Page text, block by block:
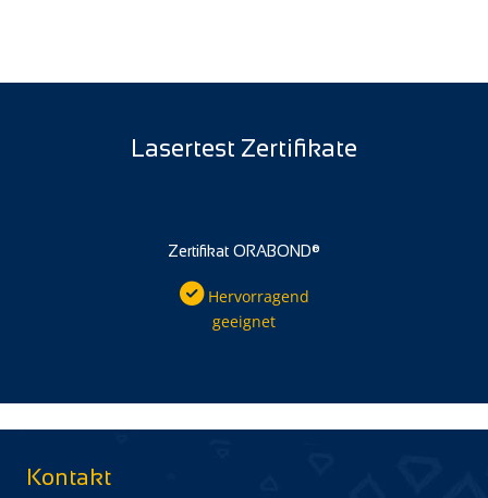
Lasertest Zertifikate
Zertifikat ORABOND®
Hervorragend
geeignet
Kontakt